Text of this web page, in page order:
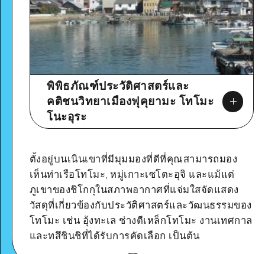
พิพิธภัณฑ์ประวัติศาสตร์และ
คติชนวิทยาเมืองฟุคุยามะ โทโมะ
โนะอุระ
Google Maps
ตั้งอยู่บนเนินเขาที่มีมุมมองที่ดีที่คุณสามารถมอง
เห็นท่าเรือโทโมะ, หมู่เกาะเซโตะอุจิ และแม้แต่
ภูเขาของชิโกกุในสภาพอากาศที่แจ่มใสจัดแสดง
วัสดุที่เกี่ยวข้องกับประวัติศาสตร์และวัฒนธรรมของ
โทโมะ เช่น อุ้งทะเล ช่างตีเหล็กโทโมะ งานเทศกาล
และทสึชินชิที่ได้รับการคัดเลือก เป็นต้น